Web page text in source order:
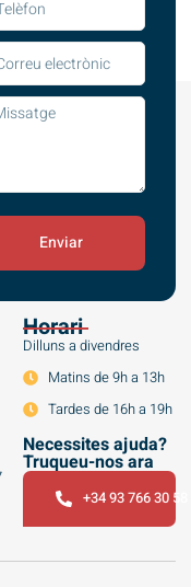
Enviar
Horari
Dilluns a divendres
Matins de 9h a 13h
Tardes de 16h a 19h
Necessites ajuda?
Truqueu-nos ara
+34 93 766 30 58